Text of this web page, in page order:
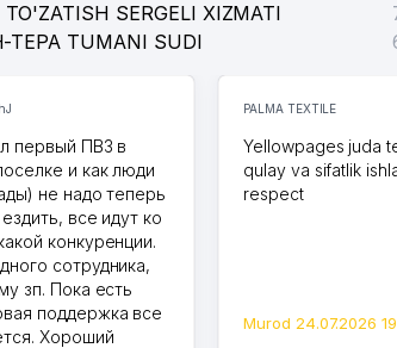
SERGELI XIZMATI
TEPA TUMANI SUDI
первый ПВЗ в
и как люди
не надо теперь
все идут ко
конкуренции.
сотрудника,
зп. Пока есть
поддержка все
Хороший
PALMA TEXTILE
Yellowpages juda
qulay va sifatlik
respect
Murod 24.07.2026